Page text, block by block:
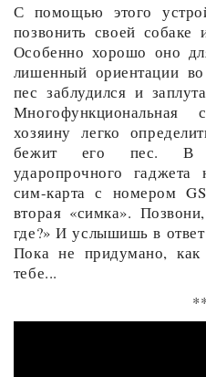
С помощью этого
позвонить своей
Особенно хорошо оно
лишенный ориентации
пес заблудился и
Многофункциональная
хозяину легко
бежит его пес. В
ударопрочного гаджета
сим-карта с номером
вторая «симка».
где?» И услышишь в
Пока не придумано, как
тебе...